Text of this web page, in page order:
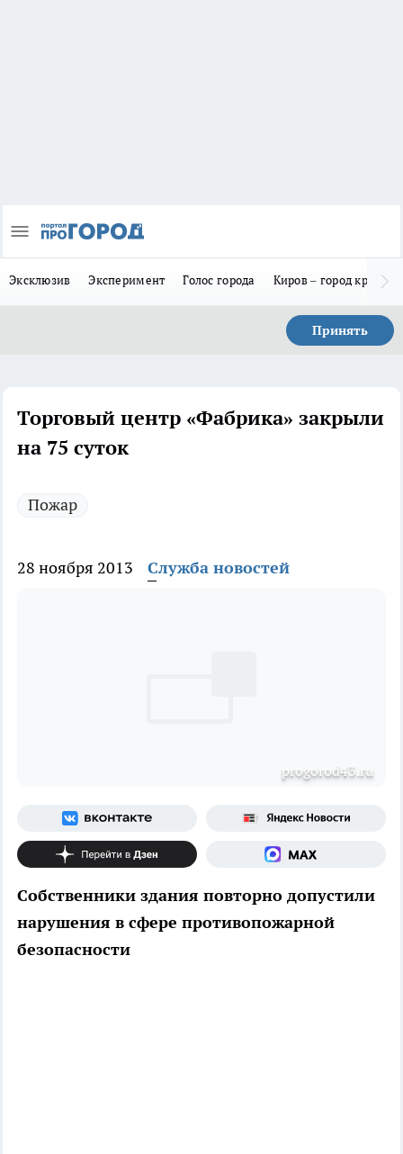
Эксклюзив Эксперимент Голос города Киров – город
Принять
Торговый центр «Фабрика» закрыли
на 75 суток
Пожар
28 ноября 2013 Служба новостей
рrogorod43.ru
Собственники здания повторно допустили
нарушения в сфере противопожарной
безопасности